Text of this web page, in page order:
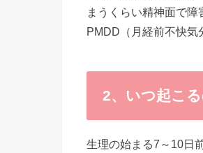
まうくらい精神面で障
PMDD（月経前不快気
2、いつ起こる
生理の始まる7～10日